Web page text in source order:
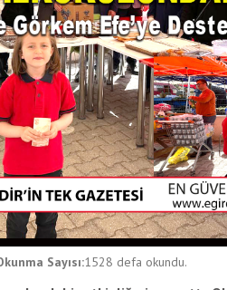
Sayısı:1528 defa okundu.